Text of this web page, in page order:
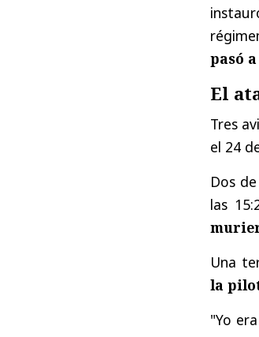
pasó
El
Tres
el 24
Dos
las
Una
la
"Yo